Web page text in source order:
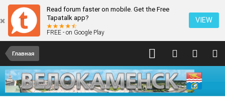
Read forum faster on mobile. Get the Free
Tapatalk app?
FREE - on Google Play
VIEW
Главная